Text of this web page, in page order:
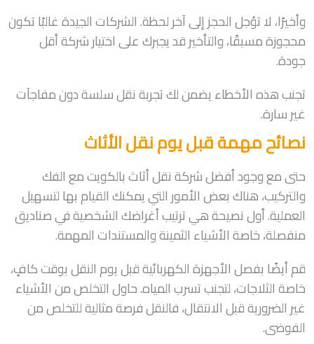
وأخيرًا، لا تؤجل الحجز إلى آخر لحظة. الشركات الجيدة غالبًا تكون
محجوزة مسبقًا، والتأخير قد يجبرك على اختيار شركة أقل
جودة.
تجنب هذه الأخطاء يضمن لك تجربة نقل سلسة دون مفاجآت
غير سارة.
نصائح مهمة قبل يوم نقل الأثاث
حتى مع وجود أفضل شركة نقل أثاث بالكويت مع الفك
والتركيب، هناك بعض الأمور التي يمكنك القيام بها لتسهيل
العملية. أول نصيحة هي ترتيب أغراضك الشخصية في صناديق
منفصلة، خاصة الأشياء الثمينة والمستندات المهمة.
قم أيضًا بفصل الأجهزة الكهربائية قبل يوم النقل بوقت كافٍ،
خاصة الثلاجات، لتجنب تسرب المياه. حاول التخلص من الأشياء
غير الضرورية قبل الانتقال، فالنقل فرصة مثالية للتخلص من
الفوضى.